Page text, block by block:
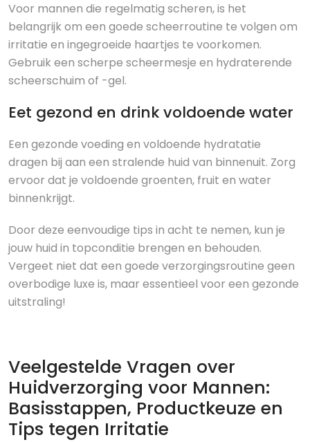
Voor mannen die regelmatig scheren, is het
belangrijk om een goede scheerroutine te volgen om
irritatie en ingegroeide haartjes te voorkomen.
Gebruik een scherpe scheermesje en hydraterende
scheerschuim of -gel.
Eet gezond en drink voldoende water
Een gezonde voeding en voldoende hydratatie
dragen bij aan een stralende huid van binnenuit. Zorg
ervoor dat je voldoende groenten, fruit en water
binnenkrijgt.
Door deze eenvoudige tips in acht te nemen, kun je
jouw huid in topconditie brengen en behouden.
Vergeet niet dat een goede verzorgingsroutine geen
overbodige luxe is, maar essentieel voor een gezonde
uitstraling!
Veelgestelde Vragen over
Huidverzorging voor Mannen:
Basisstappen, Productkeuze en
Tips tegen Irritatie